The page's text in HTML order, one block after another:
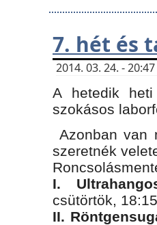
7. hét és
2014. 03. 24. -
A hetedik
szokásos
Azonban van
szeretnék
I.
csütörtök,
II.